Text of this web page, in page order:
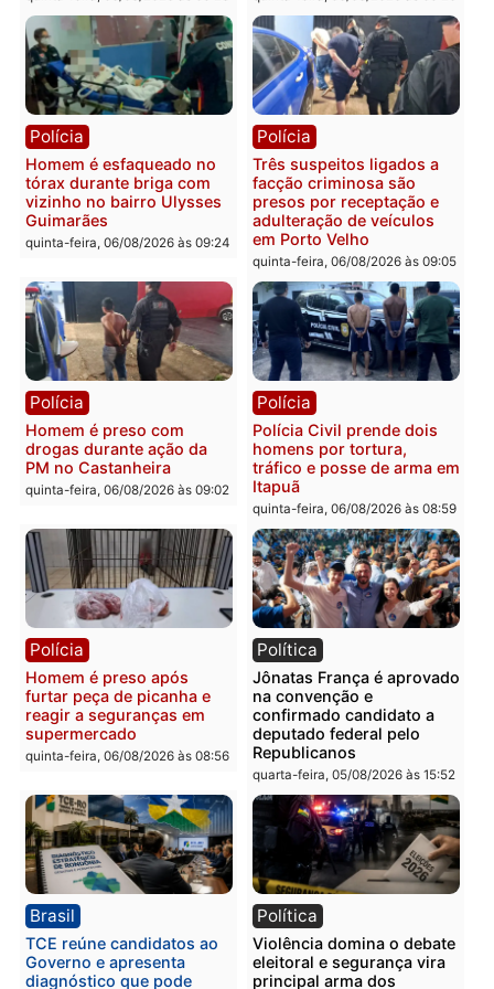
Você também vai querer ler...
Polícia
Policiais militares
recuperam moto furtada e
prendem trio na zona
Leste
quinta-feira, 06/08/2026 às 09:28
Polícia
Jovem é encontrado
na Rua dos Cravos e
é investigado pela
em RO
quinta-feira, 06/08/2026 às
Polícia
tórax durante briga com
vizinho no bairro Ulysses
Guimarães
quinta-feira, 06/08/2026 às 09:24
Polícia
Três suspeitos ligados a
facção criminosa são
presos por receptação e
adulteração de veículos
em Porto Velho
quinta-feira, 06/08/2026 às
Homem é preso com
drogas durante ação da
PM no Castanheira
quinta-feira, 06/08/2026 às 09:02
Polícia
Polícia Civil prende dois
homens por tortura,
tráfico e posse de arma
Itapuã
quinta-feira, 06/08/2026 às